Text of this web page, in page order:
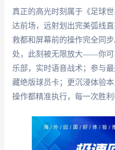
真正的高光时刻属于《足球
达前场，远射划出完美弧线
救都和屏幕前的操作完全同
处，此刻被无限放大——你可
乐部，实时语音战术；参与
藏绝版球员卡；更沉浸体验
操作都精准执行，每一次胜利